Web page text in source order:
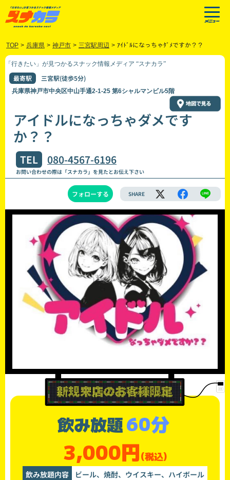
TOP > 兵庫県 > 神戸市 > 三宮駅周辺 > ｱｲﾄﾞﾙになっちゃﾀﾞﾒですか？？
「行きたい」が見つかるスナック情報メディア “スナカラ”
最寄駅 三宮駅(徒歩5分)
兵庫県神戸市中央区中山手通2-1-25 第6シャルマンビル5階
アイドルになっちゃダメです
か？？
TEL 080-4567-6196
お問い合わせの際は「スナカラ」を見たとお伝え下さい
フォローする SHARE
飲み放題60分
3,000円(税込)
飲み放題内容 ビール、焼酎、ウイスキー、ハイボール